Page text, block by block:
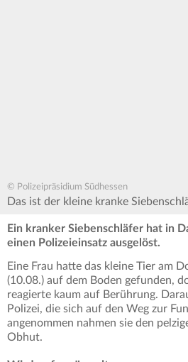
© Polizeipräsidium Südhessen
Das ist der kleine kranke
Ein kranker Siebenschläfer hat in
einen Polizeieinsatz ausgelöst.
Eine Frau hatte das kleine Tier am
(10.08.) auf dem Boden gefunden,
reagierte kaum auf Berührung.
Polizei, die sich auf den Weg zur
angenommen nahmen sie den
Obhut.